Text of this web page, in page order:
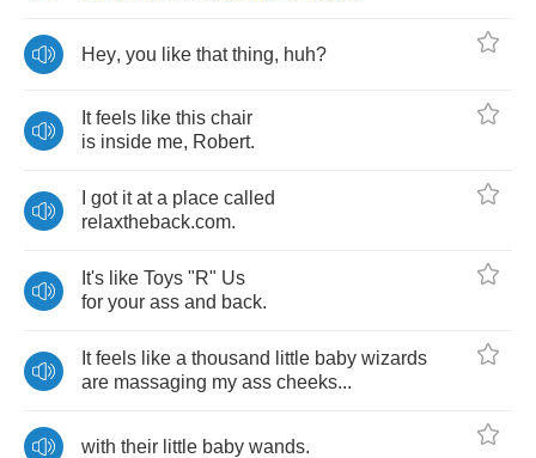
Hey, you like that thing, huh?
It feels like this chair
is inside me, Robert.
got it at a place called
relaxtheback.com.
It's like Toys "R" Us
for your ass and back.
It feels like a thousand little baby wizards
are massaging my ass cheeks...
with their little baby wands.